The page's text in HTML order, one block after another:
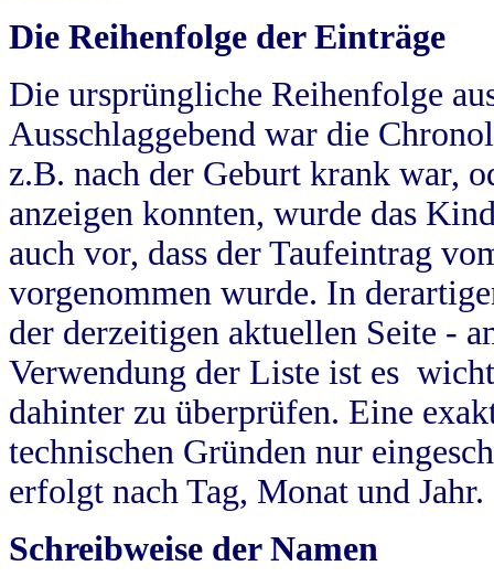
Die Reihenfolge der Einträge
Die ursprüngliche Reihenfolge
Ausschlaggebend war die
z.B. nach der Geburt krank war,
anzeigen konnten, wurde das
auch vor, dass der Taufeintrag
vorgenommen wurde. In
der derzeitigen aktuellen Seite -
Verwendung der Liste ist es
dahinter zu überprüfen. Eine
technischen Gründen nur
erfolgt nach Tag, Monat und Jahr.
Schreibweise der Namen